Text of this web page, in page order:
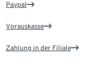
Paypal
Vorauskasse
Zahlung in der Filiale